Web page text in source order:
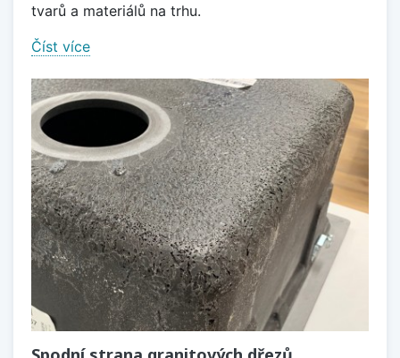
tvarů a materiálů na trhu.
Číst více